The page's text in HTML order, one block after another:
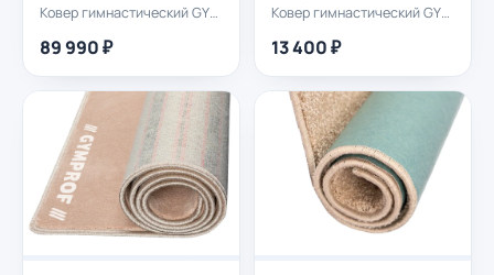
Ковер гимнастический GYMPROF 8х8м
89 990 ₽
Ковер гимнастический GYMPROF 2х1,5м
13 400 ₽